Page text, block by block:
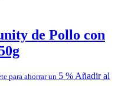
de Pollo con
para ahorrar un 5 % Añadir al